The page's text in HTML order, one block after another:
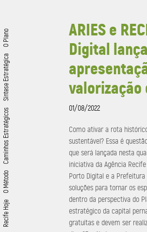
Recife Hoje
O Método
Caminhos Estratégicos
Síntese Estratégica
O Plano
ARIES e
Digital
valorização
01/08/2022
Como ativar a rota
sustentável? Essa é
que será lançada nesta
iniciativa da Agência
Porto Digital e a Prefeitura
soluções para tornar os
dentro da perspectiva do
estratégico da capital
gratuitas e devem ser